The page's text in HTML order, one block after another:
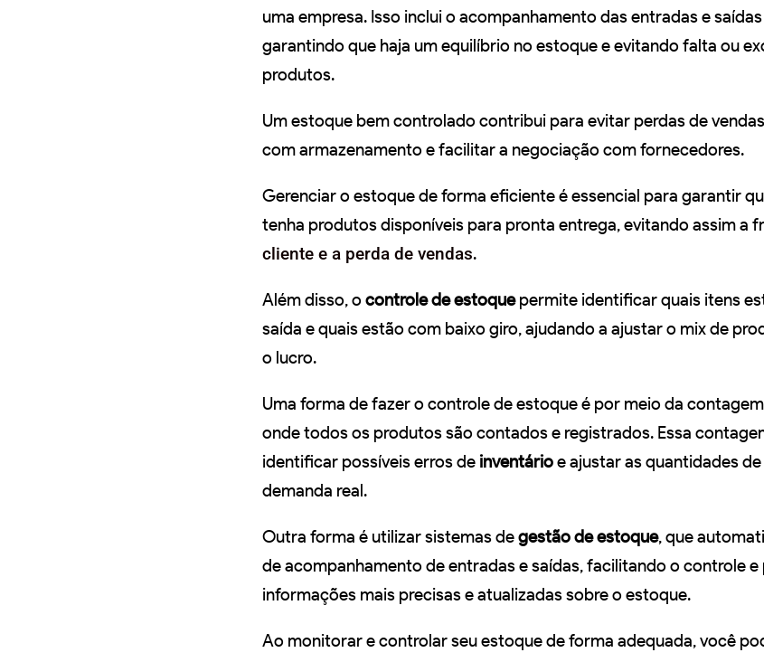
uma empresa. Isso inclui o acompanhamento das entradas e
garantindo que haja um equilíbrio no estoque e evitando falta ou
produtos.
Um estoque bem controlado contribui para evitar perdas de
com armazenamento e facilitar a negociação com fornecedores.
Gerenciar o estoque de forma eficiente é essencial para garantir
tenha produtos disponíveis para pronta entrega, evitando assim a
cliente e a perda de vendas.
Além disso, o controle de estoquepermite identificar quais itens
saída e quais estão com baixo giro, ajudando a ajustar o mix de
o lucro.
Uma forma de fazer o controle de estoque é por meio da
onde todos os produtos são contados e registrados. Essa
identificar possíveis erros de inventárioe ajustar as quantidades
demanda real.
Outra forma é utilizar sistemas degestão de estoque, que
de acompanhamento de entradas e saídas, facilitando o controle
informações mais precisas e atualizadas sobre o estoque.
Ao monitorar e controlar seu estoque de forma adequada, você